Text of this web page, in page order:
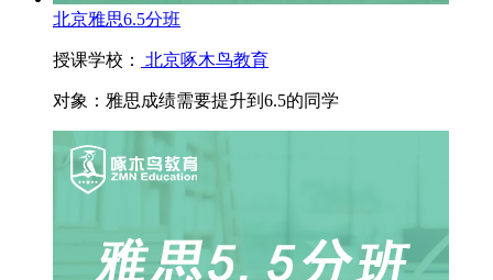
北京雅思6.5分班
授课学校： 北京啄木鸟教育
对象： 雅思成绩需要提升到6.5的同学